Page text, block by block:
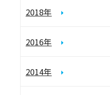
2018年
2016年
2014年